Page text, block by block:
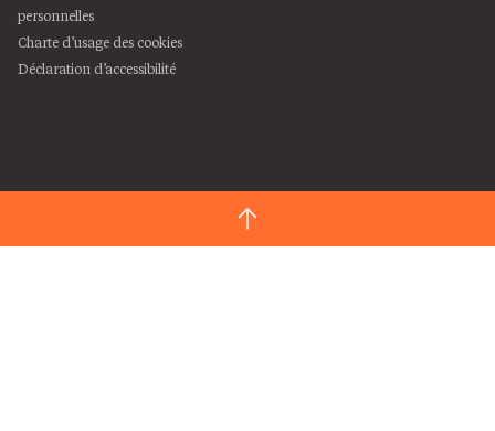
personnelles
Charte d’usage des cookies
Déclaration d’accessibilité